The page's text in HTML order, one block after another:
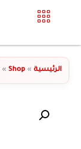
الرئيسية »
Shop
»